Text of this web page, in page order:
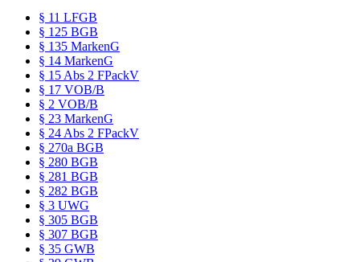
§ 11 LFGB
§ 125 BGB
§ 135 MarkenG
§ 14 MarkenG
§ 15 Abs 2 FPackV
§ 17 VOB/B
§ 2 VOB/B
§ 23 MarkenG
§ 24 Abs 2 FPackV
§ 270a BGB
§ 280 BGB
§ 281 BGB
§ 282 BGB
§ 3 UWG
§ 305 BGB
§ 307 BGB
§ 35 GWB